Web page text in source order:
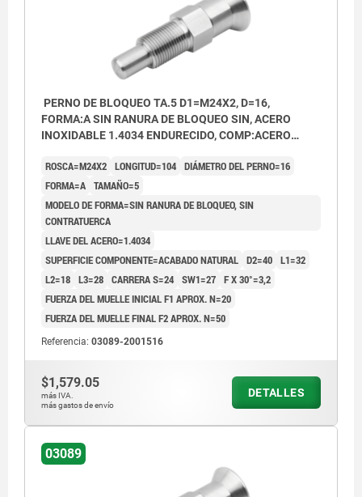
PERNO DE BLOQUEO TA.5 D1=M24X2, D=16,
FORMA:A SIN RANURA DE BLOQUEO SIN, ACERO
INOXIDABLE 1.4034 ENDURECIDO, COMP:ACERO
ROSCA=M24X2 LONGITUD=104 DIÁMETRO DEL PERNO=16
FORMA=A TAMAÑO=5
MODELO DE FORMA=SIN RANURA DE BLOQUEO, SIN
CONTRATUERCA
LLAVE DEL ACERO=1.4034
SUPERFICIE COMPONENTE=ACABADO NATURAL D2=40 L1=32
L2=18 L3=28 CARRERA S=24 SW1=27 F X 30°=3,2
FUERZA DEL MUELLE INICIAL F1 APROX. N=20
FUERZA DEL MUELLE FINAL F2 APROX. N=50
Referencia: 03089-2001516
$1,579.05
más IVA.
más gastos de envío
DETALLES
03089